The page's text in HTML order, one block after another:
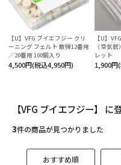
記事
ップブログ
立ち情報
ゴリーから探す
ンドから探す
【U】VFG ブイエフジー クリ
ーニング フェルト 散弾12番用
／20番用 100個入り
4,500円(税込4,950円)
【U】
（空気
レット
1,900円
【VFG ブイエフジー】
3件の商品が見つかりました
おすすめ順